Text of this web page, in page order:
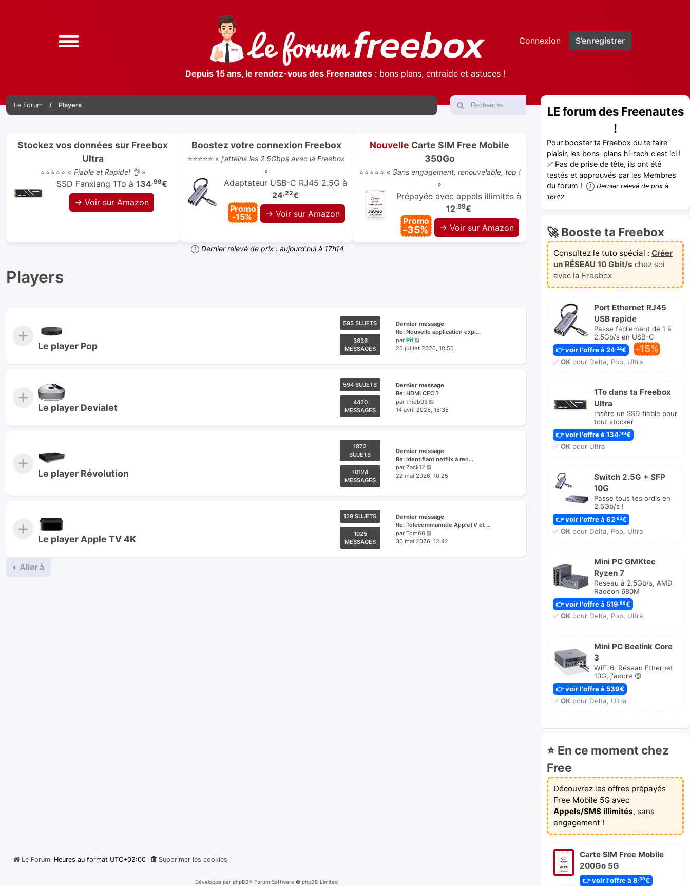
Connexion S’enregistrer
Depuis 15 ans, le rendez-vous des Freenautes: bons plans, entraide et astuces !
Le Forum Players
Stockez vos données sur Freebox
Ultra
⭐⭐⭐⭐⭐ « Fiable et Rapide! 👌»
SSD Fanxiang 1To à 134,99€
→ Voir sur Amazon
Boostez votre connexion Freebox
⭐⭐⭐⭐⭐ « j'atteins les 2.5Gbps avec la Freebox
»
Adaptateur USB-C RJ45 2.5G à
24,22€
Promo
-15%
→ Voir sur Amazon
Nouvelle Carte SIM Free Mobile
350Go
⭐⭐⭐⭐⭐ « Sans engagement, renouvelable, top !
»
Prépayée avec appels illimités à
12,99€
Promo
-35% → Voir sur Amazon
Dernier relevé de prix : aujourd'hui à 17h14
Players
Le player Pop
595 SUJETS
3636
MESSAGES
Dernier message
Re: Nouvelle application expl…
par Pif
le
message
25 juillet 2026, 10:55
Le player Devialet
594 SUJETS
4420
MESSAGES
Dernier message
Re: HDMI CEC ?
par thieb03
le
message
14 avril 2026, 18:35
Le player Révolution
1872
SUJETS
10124
MESSAGES
Dernier message
Re: Identifiant netflix à ren…
par Zack12
le
22 mai 2026, 10:25
Le player Apple TV 4K
129 SUJETS
1025
MESSAGES
Dernier message
Re: Telecommannde AppleTV et …
par Tom66
le
message
30 mai 2026, 12:42
Aller à
Le Forum Heures au format UTC+02:00 Supprimer les cookies
Développé par phpBB® Forum Software © phpBB Limited
LE forum des Freenautes
!
Pour booster ta Freebox ou te faire
plaisir, les bons-plans hi-tech c'est ici !
✅ Pas de prise de tête, ils ont été
testés et approuvés par les Membres
du forum !
Dernier relevé de prix à
16h12
🚀 Booste ta Freebox
Consultez le tuto spécial : Créer
un RÉSEAU 10 Gbit/s chez soi
avec la Freebox
Port Ethernet RJ45
USB rapide
Passe facilement de 1 à
2.5Gb/s en USB-C
👉 voir l'offre à 24,22€ -15%
✅ OKpour Delta, Pop, Ultra
1To dans ta Freebox
Ultra
Insère un SSD fiable pour
tout stocker
👉 voir l'offre à 134 ,99€
✅ OKpour Ultra
Switch 2.5G + SFP
10G
Passe tous tes ordis en
2.5Gb/s !
👉 voir l'offre à 62,82€
✅ OKpour Delta, Pop, Ultra
Mini PC GMKtec
Ryzen 7
Réseau à 2.5Gb/s, AMD
Radeon 680M
👉 voir l'offre à 519,96€
✅ OKpour Delta, Pop, Ultra
Mini PC Beelink Core
3
WiFi 6, Réseau Ethernet
10G, j'adore 😍
👉 voir l'offre à 539€
✅ OKpour Delta, Ultra
⭐ En ce moment chez
Free
Découvrez les offres prépayés
Free Mobile 5G avec
Appels/SMS illimités, sans
engagement !
Carte SIM Free Mobile
200Go 5G
👉 voir l'offre à 8,39€